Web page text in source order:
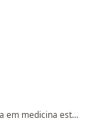
Dermatologista, Especialista em medicina estética